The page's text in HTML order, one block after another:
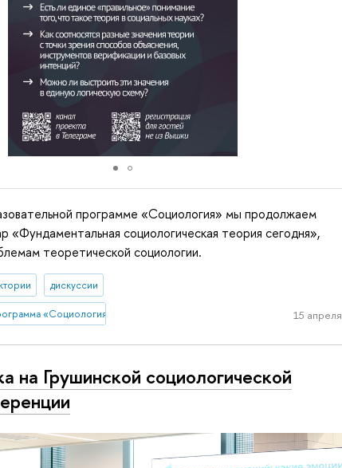
программе «Социология» мы продолжаем
«Фундаментальная социологическая теория сегодня»,
теоретической социологии.
дискуссии
«Социология» 15 апреля
на Грушинской социологической